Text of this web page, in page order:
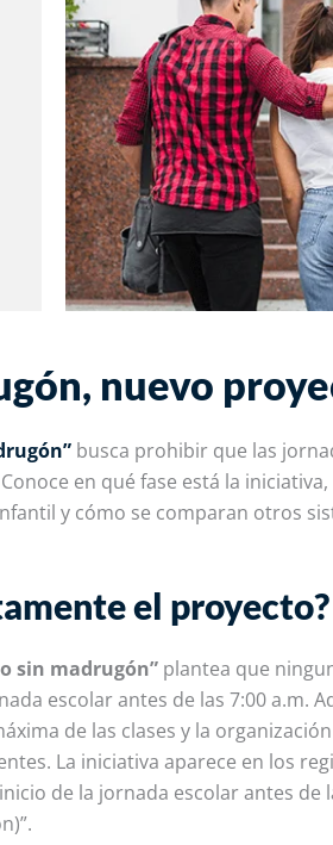
nuevo
busca prohibir que las
en qué fase está la
y cómo se comparan otros
el proyecto?
sin madrugón” plantea que
escolar antes de las 7:00a.m.
de las clases y la
La iniciativa aparece en los
de la jornada escolar antes de